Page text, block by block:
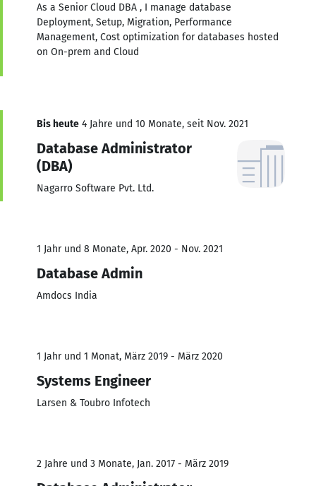
As a Senior Cloud DBA , I manage database
Deployment, Setup, Migration, Performance
Management, Cost optimization for databases hosted
on On-prem and Cloud
Bis heute 4 Jahre und 10 Monate, seit Nov. 2021
Database Administrator
(DBA)
Nagarro Software Pvt. Ltd.
1 Jahr und 8 Monate, Apr. 2020 - Nov. 2021
Database Admin
Amdocs India
1 Jahr und 1 Monat, März 2019 - März 2020
Systems Engineer
Larsen & Toubro Infotech
2 Jahre und 3 Monate, Jan. 2017 - März 2019